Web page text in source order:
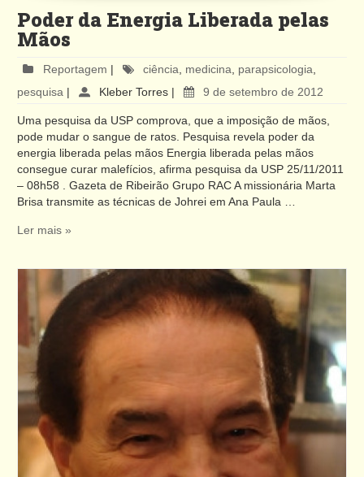
Poder da Energia Liberada pelas
Mãos
Reportagem | ciência, medicina, parapsicologia,
pesquisa | Kleber Torres | 9 de setembro de 2012
Uma pesquisa da USP comprova, que a imposição de mãos,
pode mudar o sangue de ratos. Pesquisa revela poder da
energia liberada pelas mãos Energia liberada pelas mãos
consegue curar malefícios, afirma pesquisa da USP 25/11/2011
– 08h58 . Gazeta de Ribeirão Grupo RAC A missionária Marta
Brisa transmite as técnicas de Johrei em Ana Paula …
Ler mais »